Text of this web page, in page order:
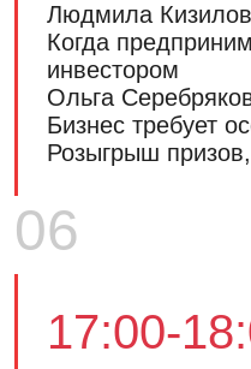
Людмила
Когда
инвестором
Ольга
Бизнес требует
Розыгрыш призов,
17:00-
06